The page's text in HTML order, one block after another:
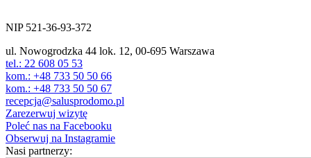
NIP 521-36-93-372
ul. Nowogrodzka 44 lok. 12, 00-695 Warszawa
tel.: 22 608 05 53
kom.: +48 733 50 50 66
kom.: +48 733 50 50 67
recepcja@salusprodomo.pl
Zarezerwuj wizytę
Poleć nas na Facebooku
Obserwuj na Instagramie
Nasi partnerzy: